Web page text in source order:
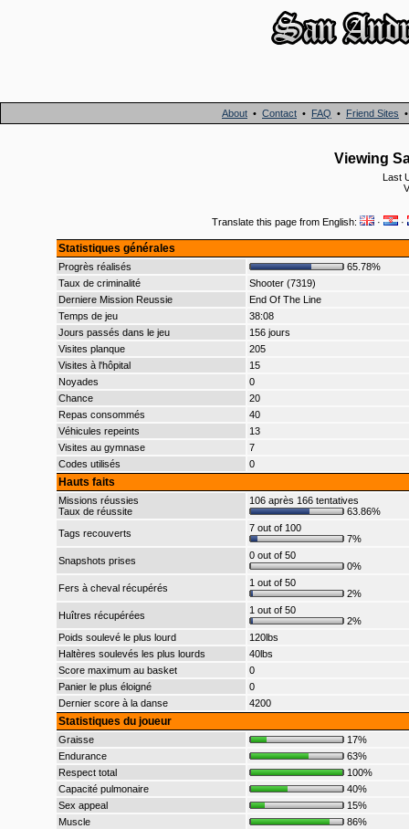
About • Contact • FAQ • Friend Sites
Viewing
Last
Translate this page from English: · ·
Statistiques générales
Progrès réalisés
65.78%
Taux de criminalité
Shooter (7319)
Derniere Mission Reussie
End Of The Line
Temps de jeu
38:08
Jours passés dans le jeu
156 jours
Visites planque
205
Visites à l'hôpital
15
Noyades
0
Chance
20
Repas consommés
40
Véhicules repeints
13
Visites au gymnase
7
Codes utilisés
0
Hauts faits
Missions réussies
Taux de réussite
106 après 166 tentatives
63.86%
Tags recouverts
7 out of 100
7%
Snapshots prises
0 out of 50
0%
Fers à cheval récupérés
1 out of 50
2%
Huîtres récupérées
1 out of 50
2%
Poids soulevé le plus lourd
120lbs
Haltères soulevés les plus lourds
40lbs
Score maximum au basket
0
Panier le plus éloigné
0
Dernier score à la danse
4200
Statistiques du joueur
Graisse
17%
Endurance
63%
Respect total
100%
Capacité pulmonaire
40%
Sex appeal
15%
Muscle
86%